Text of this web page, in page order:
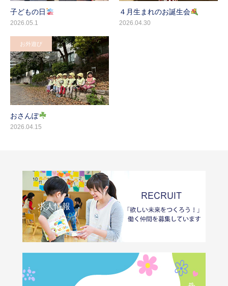
子どもの日
2026.05.1
４月生まれのお誕生会
2026.04.30
お外遊び
おさんぽ
2026.04.15
求人情報